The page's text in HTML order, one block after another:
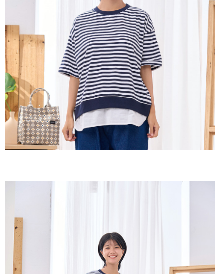
ATM／網路銀行／等多元方式進行付款，方視為交易完成。
※ 請注意：結帳手續完成當下不需立刻繳費，但若您需要取消訂單，請聯絡
購買商品的店家。未經商家同意取消之訂單仍視為有效，需透過AFTEE先享
後付繳納相關費用。
※ 交易是否成功請以「AFTEE先享後付 」之結帳頁面顯示為準，若有關於
是否繳費成功／繳費後需取消欲退款等相關疑問，請聯繫「AFTEE先享後付
客戶支援中心」
https://netprotections.freshdesk.com/support/home
【注意事項】
１．透過由恩沛科技股份有限公司提供之「AFTEE先享後付」服務完成之交
易，需依本服務之必要範圍內提供個人資料，並將交易相關給付款項請求債
權轉讓予恩沛科技股份有限公司。
２．關於個人資料處理事宜，請瀏覽以下網址：
https://aftee.tw/terms/#terms3
３．未成年的使用者請事先徵得法定代理人或監護人之同意方可使用
「AFTEE先享後付」，若未經同意申辦者引起之損失，本公司不負相關責
任。
５．嚴禁一人註冊多個帳號或使用他人資訊註冊。若發現惡意使用之情形，
恩沛科技股份有限公司將有權停止該用戶之使用額度並採取法律行動。
每筆NT$60，滿NT$2,000(含以上)免運費
付款後7-11取貨
每筆NT$60，滿NT$2,000(含以上)免運費
黑貓宅急便(包裹尺寸60cm以下)
每筆NT$100，滿NT$2,000(含以上)免運費
黑貓宅急便(包裹尺寸90cm以下)
每筆NT$140，滿NT$2,000(含以上)免運費